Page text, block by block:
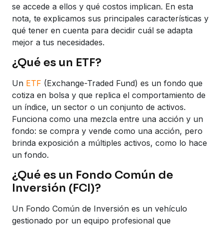
se accede a ellos y qué costos implican. En esta
nota, te explicamos sus principales características y
qué tener en cuenta para decidir cuál se adapta
mejor a tus necesidades.
¿Qué es un ETF?
Un ETF (Exchange-Traded Fund) es un fondo que
cotiza en bolsa y que replica el comportamiento de
un índice, un sector o un conjunto de activos.
Funciona como una mezcla entre una acción y un
fondo: se compra y vende como una acción, pero
brinda exposición a múltiples activos, como lo hace
un fondo.
¿Qué es un Fondo Común de
Inversión (FCI)?
Un Fondo Común de Inversión es un vehículo
gestionado por un equipo profesional que